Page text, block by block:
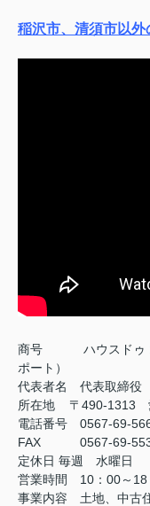
稲沢市、清須市以外
商号
ハウスドゥ
ポート）
代表者名 代表取締
所在地 〒490-1313
電話番号 0567-69-
FAX
0567-69-
定休日 毎週 水曜日
営業時間 10：00～18
事業内容 土地、中古